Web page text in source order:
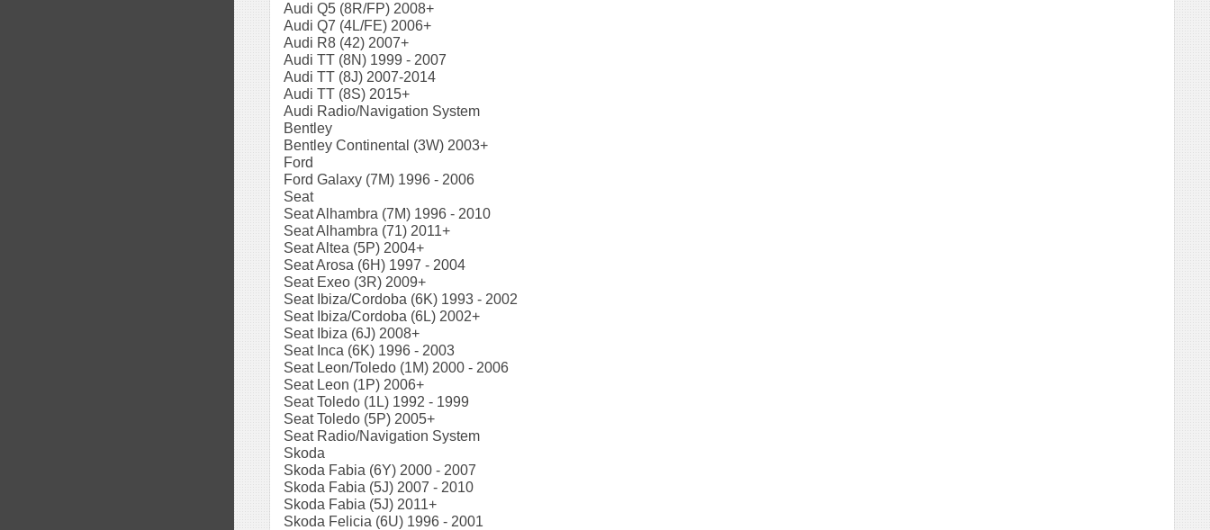
Audi Q5 (8R/FP) 2008+
Audi Q7 (4L/FE) 2006+
Audi R8 (42) 2007+
Audi TT (8N) 1999 - 2007
Audi TT (8J) 2007-2014
Audi TT (8S) 2015+
Audi Radio/Navigation System
Bentley
Bentley Continental (3W) 2003+
Ford
Ford Galaxy (7M) 1996 - 2006
Seat
Seat Alhambra (7M) 1996 - 2010
Seat Alhambra (71) 2011+
Seat Altea (5P) 2004+
Seat Arosa (6H) 1997 - 2004
Seat Exeo (3R) 2009+
Seat Ibiza/Cordoba (6K) 1993 - 2002
Seat Ibiza/Cordoba (6L) 2002+
Seat Ibiza (6J) 2008+
Seat Inca (6K) 1996 - 2003
Seat Leon/Toledo (1M) 2000 - 2006
Seat Leon (1P) 2006+
Seat Toledo (1L) 1992 - 1999
Seat Toledo (5P) 2005+
Seat Radio/Navigation System
Skoda
Skoda Fabia (6Y) 2000 - 2007
Skoda Fabia (5J) 2007 - 2010
Skoda Fabia (5J) 2011+
Skoda Felicia (6U) 1996 - 2001